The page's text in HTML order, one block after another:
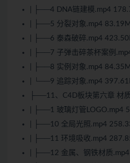
| ├──4 DNA链建模.mp4
| ├──5 分裂对象.mp4 83.19M
| ├──6 泰森破碎.mp4
| ├──7 子弹击碎茶杯案例
| ├──8 实例对象.mp4 84.35M
| └──9 追踪对象.mp4
├──11、C4D板块第六章 材
| ├──1 玻璃灯管LOGO.mp4
| ├──10 全局光照.mp4
| ├──11 环境吸收.mp4
| ├──12 金属、钢铁材质